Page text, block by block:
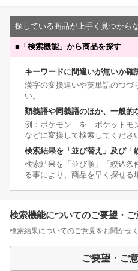
探している商品が上手く見つから
■ 「検索機能」から商品を探す
キーワードに間違いが無いか確
漢字の変換違いや英単語のつづ
い。
類義語や同義語のほか、一般的
例：ポケモン を ポケットモ
などに変換して検索してくださ
検索結果を「並び替え」及び「
検索結果を「並び順」「絞込条
る事により、商品を早く探せる
検索機能についてのご要望・ご
検索結果についてのご意見をお聞かせく
ご要望・ご